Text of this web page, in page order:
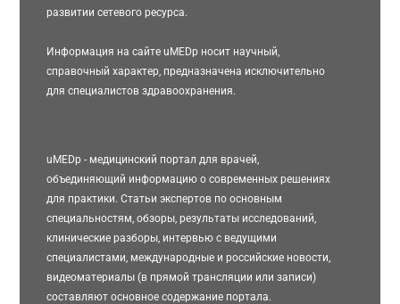
развитии сетевого ресурса.
Информация на сайте uMEDp носит научный,
справочный характер, предназначена исключительно
для специалистов здравоохранения.
uMEDp - медицинский портал для врачей,
объединяющий информацию о современных решениях
для практики. Статьи экспертов по основным
специальностям, обзоры, результаты исследований,
клинические разборы, интервью с ведущими
специалистами, международные и российские новости,
видеоматериалы (в прямой трансляции или записи)
составляют основное содержание портала.